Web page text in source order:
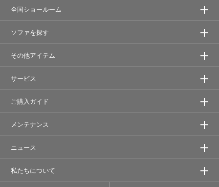
全国ショールーム
ソファを探す
その他アイテム
サービス
ご購入ガイド
メンテナンス
ニュース
私たちについて